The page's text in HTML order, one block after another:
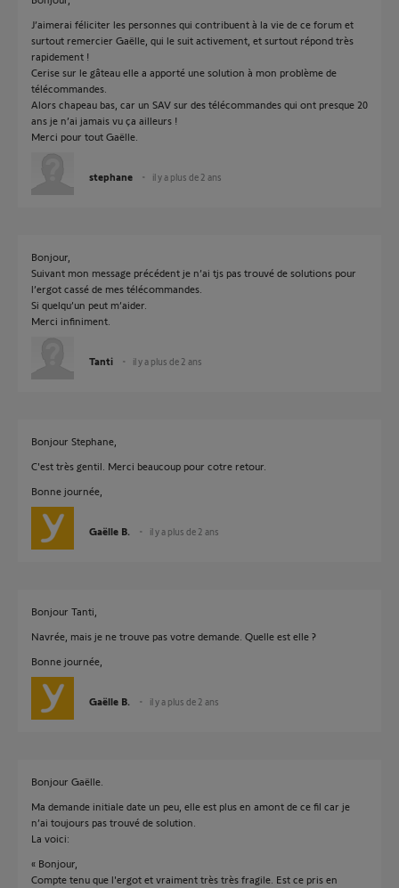
J’aimerai féliciter les personnes qui contribuent à la vie de ce forum et
surtout remercier Gaëlle, qui le suit activement, et surtout répond très
rapidement !
Cerise sur le gâteau elle a apporté une solution à mon problème de
télécommandes.
Alors chapeau bas, car un SAV sur des télécommandes qui ont presque 20
ans je n’ai jamais vu ça ailleurs !
Merci pour tout Gaëlle.
stephane il y a plus de 2 ans
Bonjour,
Suivant mon message précédent je n’ai tjs pas trouvé de solutions pour
l’ergot cassé de mes télécommandes.
Si quelqu’un peut m’aider.
Merci infiniment.
Tanti il y a plus de 2 ans
Bonjour Stephane,
C'est très gentil. Merci beaucoup pour cotre retour.
Bonne journée,
Gaëlle B. il y a plus de 2 ans
Bonjour Tanti,
Navrée, mais je ne trouve pas votre demande. Quelle est elle ?
Bonne journée,
Gaëlle B. il y a plus de 2 ans
Bonjour Gaëlle.
Ma demande initiale date un peu, elle est plus en amont de ce fil car je
n’ai toujours pas trouvé de solution.
La voici:
« Bonjour,
Compte tenu que l'ergot et vraiment très très fragile. Est ce pris en